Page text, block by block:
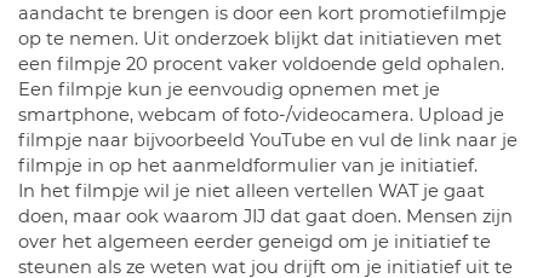
aandacht te brengen is door een kort promotiefilmpje
op te nemen. Uit onderzoek blijkt dat initiatieven met
een filmpje 20 procent vaker voldoende geld ophalen.
Een filmpje kun je eenvoudig opnemen met je
smartphone, webcam of foto-/videocamera. Upload je
filmpje naar bijvoorbeeld YouTube en vul de link naar je
filmpje in op het aanmeldformulier van je initiatief.
In het filmpje wil je niet alleen vertellen WAT je gaat
doen, maar ook waarom JIJ dat gaat doen. Mensen zijn
over het algemeen eerder geneigd om je initiatief te
steunen als ze weten wat jou drijft om je initiatief uit te